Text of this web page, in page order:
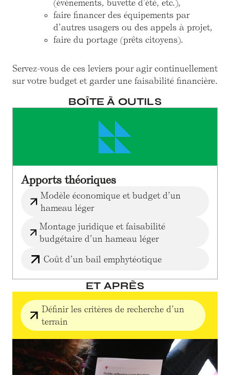
(événements, buvette d’été, etc.),
faire financer des équipements par
d’autres usagers ou des appels à projet,
faire du portage (prêts citoyens).
Servez-vous de ces leviers pour agir continuellement
sur votre budget et garder une faisabilité financière.
BOÎTE À OUTILS
Apports théoriques
Modèle économique et budget d’un
hameau léger
Montage juridique et faisabilité
budgétaire d’un hameau léger
Coût d’un bail emphytéotique
ET APRÈS
Définir les critères de recherche d’un
terrain